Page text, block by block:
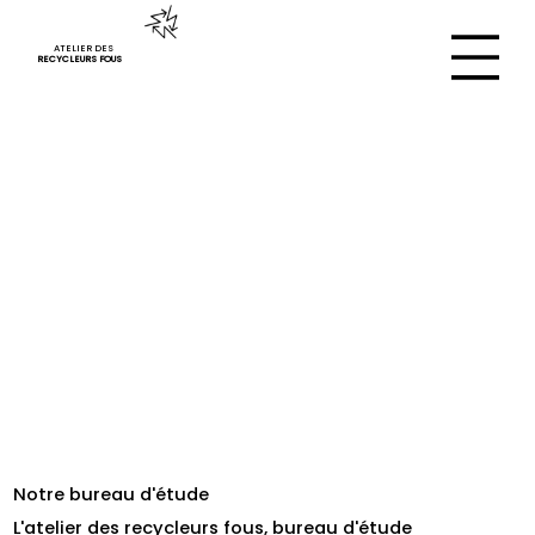
ATELIER DES
RECYCLEURS FOUS
Notre bureau d'étude
L'atelier des recycleurs fous, bureau d'étude